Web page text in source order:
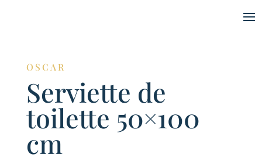
OSCAR
Serviette de
toilette 50×100
cm